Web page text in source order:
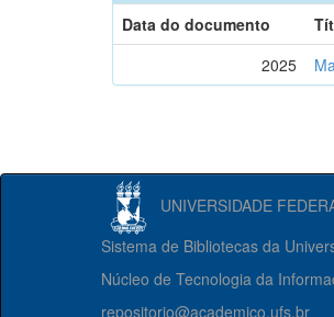
Data do documento
2025
UNIVERSIDADE
Sistema de Bibliotecas da
Núcleo de Tecnologia da
repositorio@academico.ufs.br